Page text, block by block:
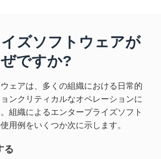
ズソフトウェアが
ですか?
ェアは、多くの組織における日常的
ンクリティカルなオペレーションに
組織によるエンタープライズソフト
用例をいくつか次に示します。
る